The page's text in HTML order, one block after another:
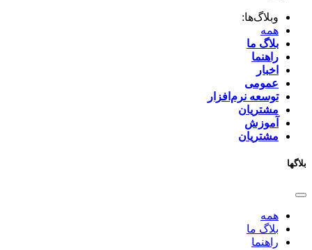
وبلاگ‌ها:
همه
بلاگ ما
راهنما
اخبار
عمومی
توسعه نرم‌افزار ​
مشتریان
آموزش
مشتریان
بلاگها
همه
بلاگ ما
راهنما